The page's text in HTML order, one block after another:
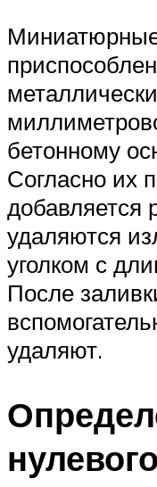
бетонному
Согласно их
добавляется
удаляются
уголком с
После
удаляют.